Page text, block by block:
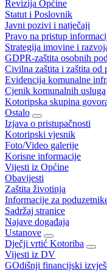
Revizija Općine
Statut i Poslovnik
Javni pozivi i natječaji
Pravo na pristup
Strategija imovine i
GDPR-zaštita osobnih
Civilna zaštita i zaštita od
Evidencija komunalne
Cjenik komunalnih usluga
Kotoripska skupina
Ostalo
Izjava o pristupačnosti
Kotoripski vjesnik
Foto/Video galerije
Korisne informacije
Vijesti iz Općine
Obavijesti
Zaštita životinja
Informacije za
Sadržaj stranice
Najave događaja
Ustanove
Dječji vrtić Kotoriba
Vijesti iz DV
GOdišnji financijski